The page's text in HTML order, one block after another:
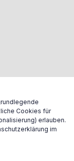
Cookies für
erlauben.
im